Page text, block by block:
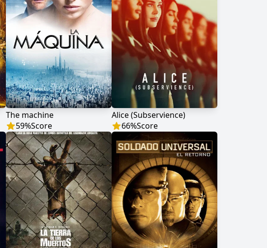
The machine
59%Score
Alice (Subservience)
66%Score